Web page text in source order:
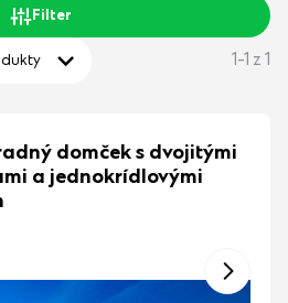
Filter
1-1 z 1
domček s dvojitými
a jednokrídlovými